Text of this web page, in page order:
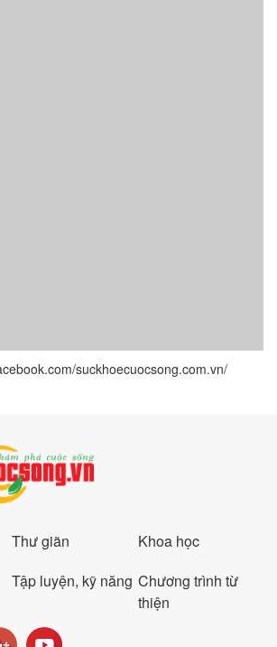
suckhoecuocsong.com.vn/
Thư giãn
Khoa học
Tập luyện, kỹ năng Chương trình từ
thiện